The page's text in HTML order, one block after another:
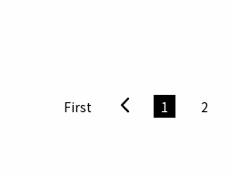
同伴，並驅逐白鼻心離開。其實
肢體語言豐富，有時會盯著遊
First 1 2